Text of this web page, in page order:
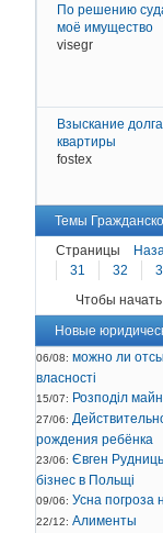
По решению
моё имущество
visegr
Взыскание
квартиры
fostex
Темы
Страницы
31
32
Чтобы
Новые
06/08: можно ли
власності
15/07: Розподіл
27/06:
рождения ребёнка
23/06: Євген
бізнес в Польщі
09/06: Усна погроза
22/12: Алименты